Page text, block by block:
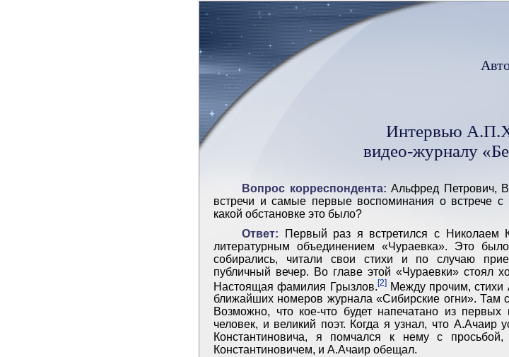
Интервью
видео-журналу
Вопрос корреспондента: Альфред Петрович,
встречи и самые первые воспоминания о встрече
какой обстановке это было?
Ответ: Первый раз я встретился с Николаем
литературным объединением «Чураевка». Это
собирались, читали свои стихи и по случаю
публичный вечер. Во главе этой «Чураевки» стоял
Настоящая фамилия Грызлов. [2]Между прочим, стихи
ближайших номеров журнала «Сибирские огни». Там
Возможно, что кое-что будет напечатано из
человек, и великий поэт. Когда я узнал, что А.Ачаир
Константиновича, я помчался к нему с
Константиновичем, и А.Ачаир обещал.